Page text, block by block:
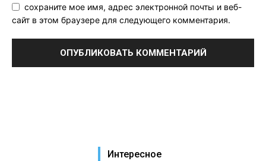
сохраните мое имя, адрес электронной почты и веб-
сайт в этом браузере для следующего комментария.
Интересное